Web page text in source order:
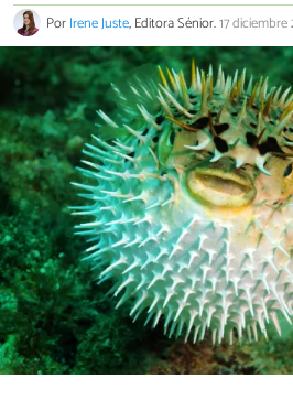
PorIrene Juste, Editora Sénior.17